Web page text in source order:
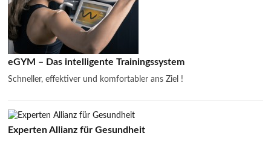
eGYM – Das intelligente Trainingssystem
Schneller, effektiver und komfortabler ans Ziel !
Experten Allianz für Gesundheit